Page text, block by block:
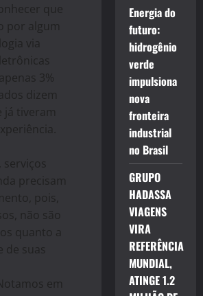
que
por algum
via
3%
dizem
já tiveram
precisam
pois,
não são
quanto a
de suas
em
Energia do
futuro:
hidrogênio
verde
impulsiona
nova
fronteira
industrial
no Brasil
GRUPO
HADASSA
VIAGENS
VIRA
REFERÊNCIA
MUNDIAL,
ATINGE 1.2